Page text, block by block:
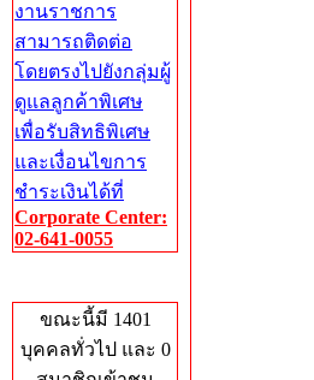
งานราชการ
สามารถติดต่อ
โดยตรงไปยังกลุ่มผู้
ดูแลลูกค้าพิเศษ
เพื่อรับสิทธิพิเศษ
และเงื่อนไขการ
ชำระเงินได้ที่
Corporate Center:
02-641-0055
ขณะนี้มี 1401
บุคคลทั่วไป และ 0